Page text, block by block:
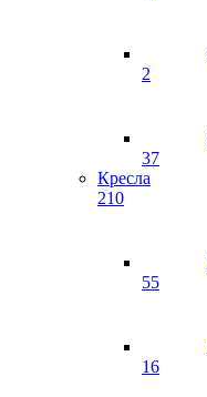
2
37
Кресла
210
55
16